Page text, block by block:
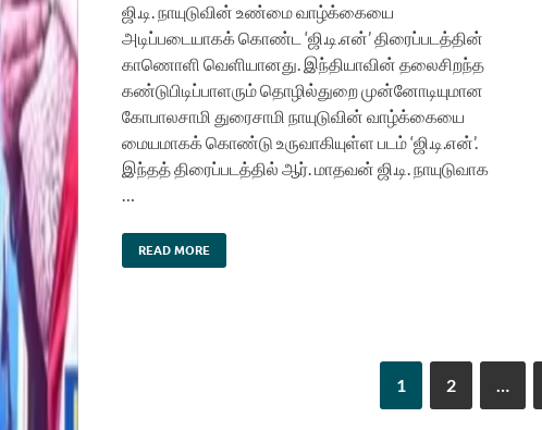
ஜி.டி. நாயுடுவின் உண்மை வாழ்க்கையை
அடிப்படையாகக் கொண்ட ‘ஜி.டி.என்’ திரைப்படத்தின்
காணொளி வெளியானது. இந்தியாவின் தலைசிறந்த
கண்டுபிடிப்பாளரும் தொழில்துறை முன்னோடியுமான
கோபாலசாமி துரைசாமி நாயுடுவின் வாழ்க்கையை
மையமாகக் கொண்டு உருவாகியுள்ள படம் ‘ஜி.டி.என்’.
இந்தத் திரைப்படத்தில் ஆர். மாதவன் ஜி.டி. நாயுடுவாக
…
READ MORE
1 2 …